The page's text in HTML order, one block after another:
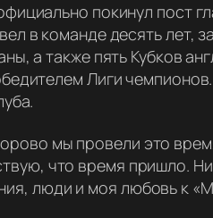
покинул пост
в команде десять лет,
а также пять Кубков
Лиги
мы провели это
что время пришло.
люди и моя любовь к